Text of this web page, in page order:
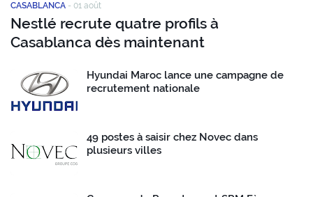
CASABLANCA - 01 août
Nestlé recrute quatre profils à
Casablanca dès maintenant
Hyundai Maroc lance une campagne de
recrutement nationale
49 postes à saisir chez Novec dans
plusieurs villes